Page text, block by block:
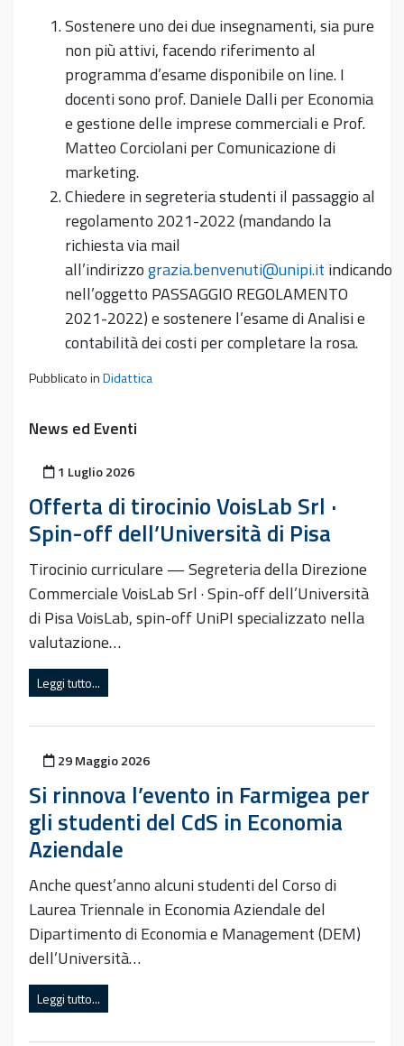
Sostenere uno dei due insegnamenti, sia pure
non più attivi, facendo riferimento al
programma d’esame disponibile on line. I
docenti sono prof. Daniele Dalli per Economia
e gestione delle imprese commerciali e Prof.
Matteo Corciolani per Comunicazione di
marketing.
Chiedere in segreteria studenti il passaggio al
regolamento 2021-2022 (mandando la
richiesta via mail
all’indirizzograzia.benvenuti@unipi.it indicando
nell’oggetto PASSAGGIO REGOLAMENTO
2021-2022) e sostenere l’esame di Analisi e
contabilità dei costi per completare la rosa.
Pubblicato inDidattica
News ed Eventi
Pubblicato il
1 Luglio 2026
Offerta di tirocinio VoisLab Srl ·
Spin-off dell’Università di Pisa
Tirocinio curriculare — Segreteria della Direzione
Commerciale VoisLab Srl · Spin-off dell’Università
di Pisa VoisLab, spin-off UniPI specializzato nella
valutazione…
Leggi tutto...
Pubblicato il
29 Maggio 2026
Si rinnova l’evento in Farmigea per
gli studenti del CdS in Economia
Aziendale
Anche quest’anno alcuni studenti del Corso di
Laurea Triennale in Economia Aziendale del
Dipartimento di Economia e Management (DEM)
dell’Università…
Leggi tutto...